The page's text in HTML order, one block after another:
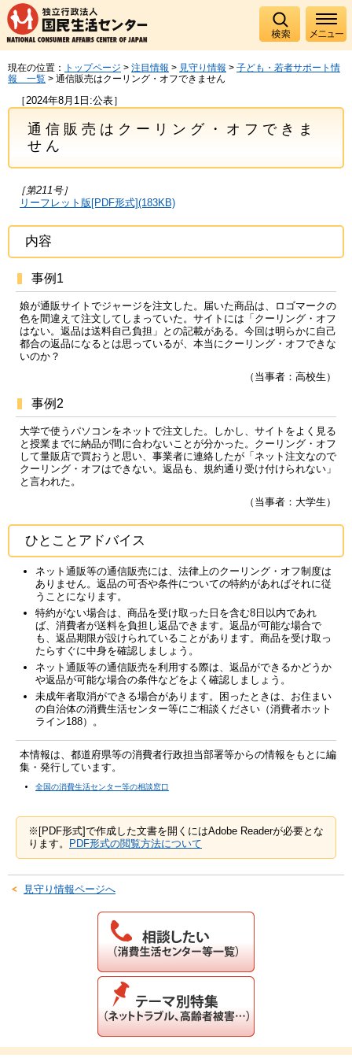
現在の位置： トップページ > 注目情報 > 見守り情報 > 子ども・若者サポート情
報 一覧 > 通信販売はクーリング・オフできません
［2024年8月1日:公表］
通信販売はクーリング・オフできま
せん
［第211号］
リーフレット版[PDF形式](183KB)
内容
事例1
娘が通販サイトでジャージを注文した。届いた商品は、ロゴマークの
色を間違えて注文してしまっていた。サイトには「クーリング・オフ
はない。返品は送料自己負担」との記載がある。今回は明らかに自己
都合の返品になるとは思っているが、本当にクーリング・オフできな
いのか？
（当事者：高校生）
事例2
大学で使うパソコンをネットで注文した。しかし、サイトをよく見る
と授業までに納品が間に合わないことが分かった。クーリング・オフ
して量販店で買おうと思い、事業者に連絡したが「ネット注文なので
クーリング・オフはできない。返品も、規約通り受け付けられない」
と言われた。
（当事者：大学生）
ひとことアドバイス
ネット通販等の通信販売には、法律上のクーリング・オフ制度は
ありません。返品の可否や条件についての特約があればそれに従
うことになります。
特約がない場合は、商品を受け取った日を含む8日以内であれ
ば、消費者が送料を負担し返品できます。返品が可能な場合で
も、返品期限が設けられていることがあります。商品を受け取っ
たらすぐに中身を確認しましょう。
ネット通販等の通信販売を利用する際は、返品ができるかどうか
や返品が可能な場合の条件などをよく確認しましょう。
未成年者取消ができる場合があります。困ったときは、お住まい
の自治体の消費生活センター等にご相談ください（消費者ホット
ライン188）。
本情報は、都道府県等の消費者行政担当部署等からの情報をもとに編
集・発行しています。
全国の消費生活センター等の相談窓口
※[PDF形式]で作成した文書を開くにはAdobe Readerが必要とな
ります。 PDF形式の閲覧方法について
見守り情報ページへ